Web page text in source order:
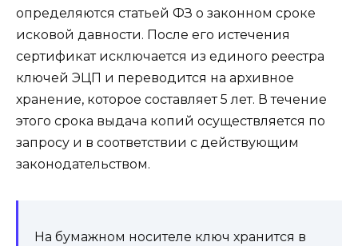
определяются статьей ФЗ о законном сроке
исковой давности. После его истечения
сертификат исключается из единого реестра
ключей ЭЦП и переводится на архивное
хранение, которое составляет 5 лет. В течение
этого срока выдача копий осуществляется по
запросу и в соответствии с действующим
законодательством.
На бумажном носителе ключ хранится в